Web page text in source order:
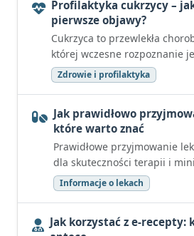
Profilaktyka cukrzycy –
pierwsze objawy?
Cukrzyca to przewlekła
której wczesne rozpoznanie
Zdrowie i profilaktyka
Jak prawidłowo
które warto znać
Prawidłowe przyjmowanie
dla skuteczności terapii i
Informacje o lekach
Jak korzystać z e-recepty: